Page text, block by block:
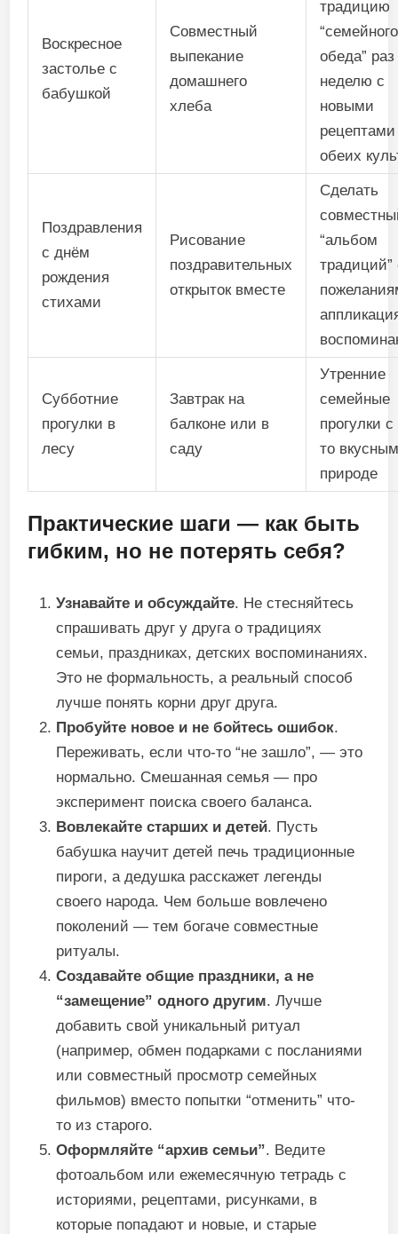
Воскресное
застолье с
бабушкой
Совместный
выпекание
домашнего
хлеба
традицию
“семейного
обеда” раз
неделю с
новыми
обеих
Поздравления
с днём
рождения
стихами
Рисование
поздравительных
открыток вместе
Сделать
“альбом
традиций”
Субботние
прогулки в
лесу
Завтрак на
балконе или в
саду
Утренние
семейные
прогулки
то
природе
Практические шаги — как быть
гибким, но не потерять себя?
Узнавайте и обсуждайте. Не стесняйтесь
спрашивать друг у друга о традициях
семьи, праздниках, детских воспоминаниях.
Это не формальность, а реальный способ
лучше понять корни друг друга.
Пробуйте новое и не бойтесь ошибок.
Переживать, если что-то “не зашло”, — это
нормально. Смешанная семья — про
эксперимент поиска своего баланса.
Вовлекайте старших и детей. Пусть
бабушка научит детей печь традиционные
пироги, а дедушка расскажет легенды
своего народа. Чем больше вовлечено
поколений — тем богаче совместные
ритуалы.
Создавайте общие праздники, а не
“замещение” одного другим. Лучше
добавить свой уникальный ритуал
(например, обмен подарками с посланиями
или совместный просмотр семейных
фильмов) вместо попытки “отменить” что-
то из старого.
Оформляйте “архив семьи”. Ведите
фотоальбом или ежемесячную тетрадь с
историями, рецептами, рисунками, в
которые попадают и новые, и старые